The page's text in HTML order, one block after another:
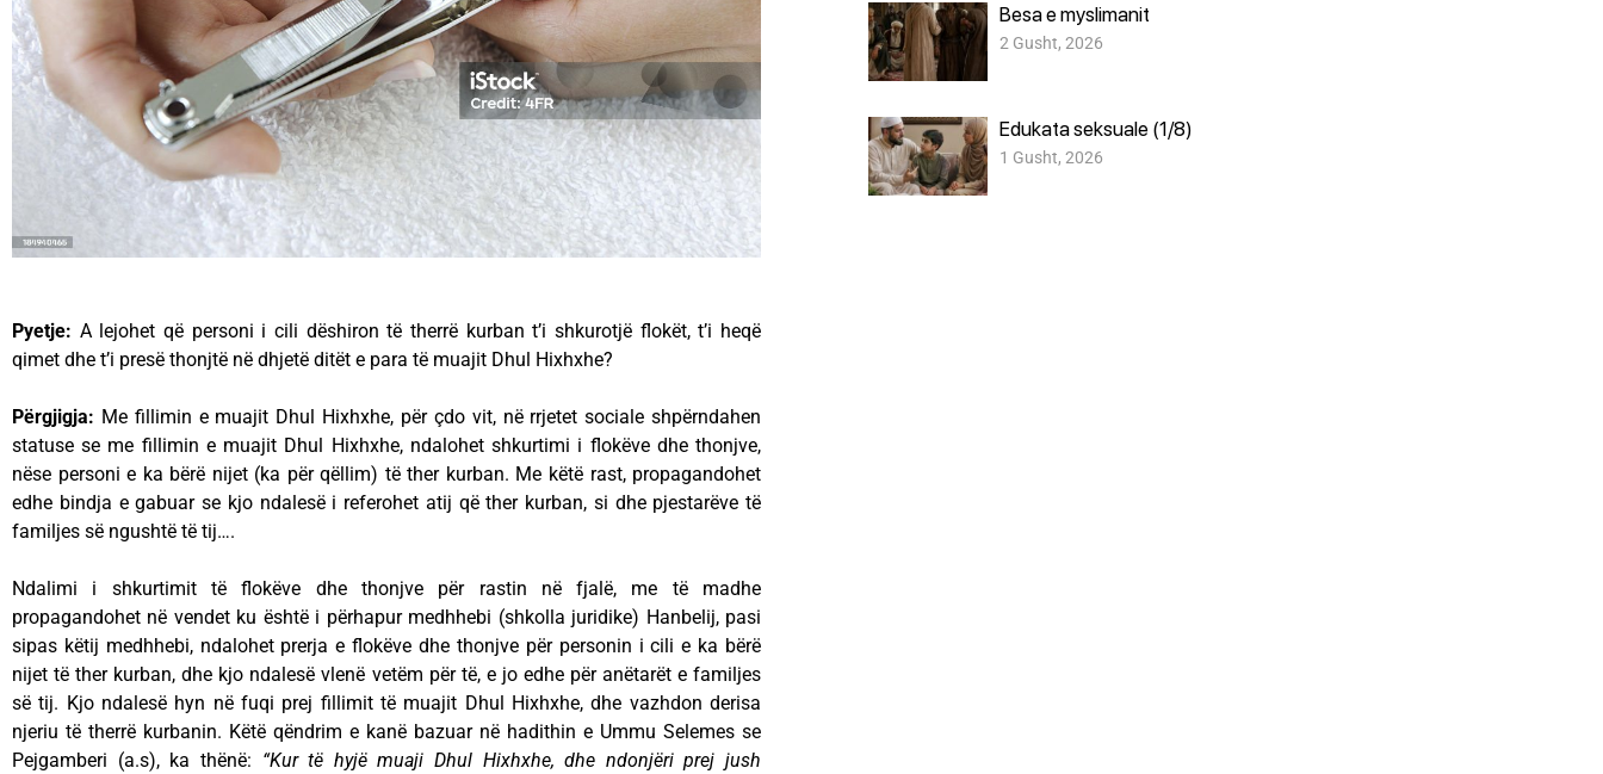
Pyetje: A lejohet që personi i cili dëshiron të therrë kurban t’i shkurotjë flokët, t’i heqë
qimet dhe t’i presë thonjtë në dhjetë ditët e para të muajit Dhul Hixhxhe?
Përgjigja: Me fillimin e muajit Dhul Hixhxhe, për çdo vit, në rrjetet sociale shpërndahen
statuse se me fillimin e muajit Dhul Hixhxhe, ndalohet shkurtimi i flokëve dhe thonjve,
nëse personi e ka bërë nijet (ka për qëllim) të ther kurban. Me këtë rast, propagandohet
edhe bindja e gabuar se kjo ndalesë i referohet atij që ther kurban, si dhe pjestarëve të
familjes së ngushtë të tij….
Ndalimi i shkurtimit të flokëve dhe thonjve për rastin në fjalë, me të madhe
propagandohet në vendet ku është i përhapur medhhebi (shkolla juridike) Hanbelij, pasi
sipas këtij medhhebi, ndalohet prerja e flokëve dhe thonjve për personin i cili e ka bërë
nijet të ther kurban, dhe kjo ndalesë vlenë vetëm për të, e jo edhe për anëtarët e familjes
së tij. Kjo ndalesë hyn në fuqi prej fillimit të muajit Dhul Hixhxhe, dhe vazhdon derisa
njeriu të therrë kurbanin. Këtë qëndrim e kanë bazuar në hadithin e Ummu Selemes se
Pejgamberi (a.s), ka thënë: “Kur të hyjë muaji Dhul Hixhxhe, dhe ndonjëri prej jush
Besa e myslimanit
2 Gusht, 2026
Edukata seksuale (1/8)
1 Gusht, 2026